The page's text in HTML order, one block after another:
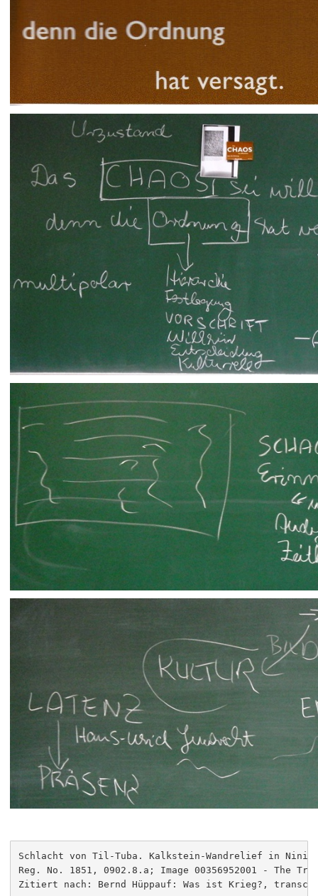
Schlacht von Til-Tuba. Kalkstein-Wandrelief in
Reg. No. 1851, 0902.8.a; Image 00356952001 - The
Zitiert nach: Bernd Hüppauf: Was ist Krieg?,